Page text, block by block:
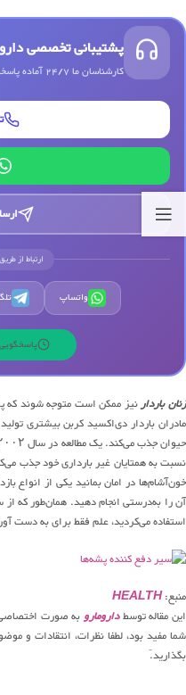
پشتیبانی تخصصی
کارشناسان ما 24/7 آماده پاسخگویی به سوالات و دریافت نسخه‌های شما هستند
ارتباط از
واتساپ
پاسخگویی 24 ساعته | 7 روز هفته
زنان باردارنیز ممکن است متوجه شوند که
مادران باردار دی‌اکسید کربن بیشتری
نسبت به همتایان غیر بارداری خود جذب
خون‌آشام‌ها در امان بمانید یکی از انواع
آن را به‌درستی انجام دهید. همان‌طور که از
استفاده می‌کردید، علم فقط برای به دست
منبع:HEALTH
این مقاله توسطداروماروبه صورت
شما مفید بود، لطفا نظرات، انتقادات و
بگذارید.َ